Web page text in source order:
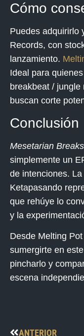
Cómo
Puedes adquirirlo
Records, con
lanzamiento.
Ideal para
breakbeat /
buscan corte
Conclusión
Mesetarian
simplemente un
de intenciones.
Ketapasando
que rehúye lo
y la
Desde Melting
sumergirte en
pincharlo y
escena
ANTERIOR